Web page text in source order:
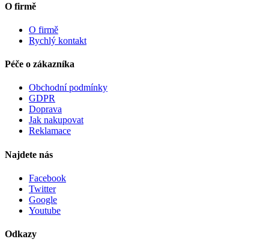
O firmě
O firmě
Rychlý kontakt
Péče o zákazníka
Obchodní podmínky
GDPR
Doprava
Jak nakupovat
Reklamace
Najdete nás
Facebook
Twitter
Google
Youtube
Odkazy